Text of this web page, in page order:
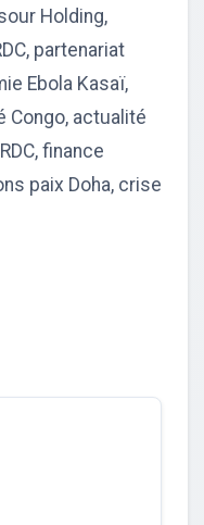
Holding,
partenariat
Ebola Kasaï,
Congo, actualité
finance
paix Doha, crise